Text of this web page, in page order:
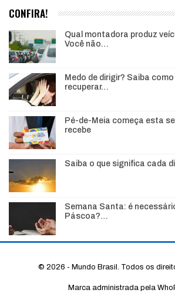
CONFIRA!
Qual montadora produz
Você não…
Medo de dirigir? Saiba
recuperar…
Pé-de-Meia começa esta
recebe
Saiba o que significa cada
Semana Santa: é
Páscoa?…
© 2026 - Mundo Brasil. Todos os
Marca administrada pela